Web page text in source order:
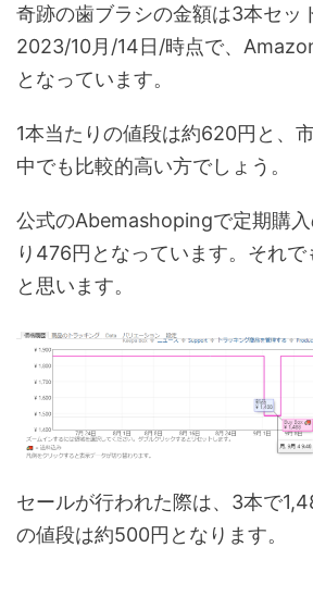
奇跡の歯ブラシの金額は3本セッ
2023/10月/14日/時点で、
となっています。
1本当たりの値段は約620円と、
中でも比較的高い方でしょう。
公式のAbemashopingで定期購入
り476円となっています。それ
と思います。
セールが行われた際は、3本で
の値段は約500円となります。